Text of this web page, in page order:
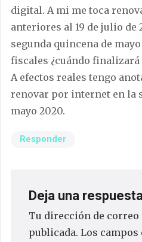
digital. A mi me toca
anteriores al 19 de julio de
segunda quincena de
fiscales ¿cuándo
A efectos reales tengo
renovar por internet en la
mayo 2020.
Responder
Deja una respuesta
Tu dirección de
publicada. Los